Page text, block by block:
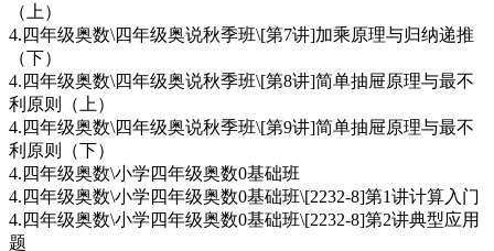
（上）
4.四年级奥数\四年级奥说秋季班\[第7讲]加乘原理与归纳递推
（下）
4.四年级奥数\四年级奥说秋季班\[第8讲]简单抽屉原理与最不
利原则（上）
4.四年级奥数\四年级奥说秋季班\[第9讲]简单抽屉原理与最不
利原则（下）
4.四年级奥数\小学四年级奥数0基础班
4.四年级奥数\小学四年级奥数0基础班\[2232-8]第1讲计算入门
4.四年级奥数\小学四年级奥数0基础班\[2232-8]第2讲典型应用
题